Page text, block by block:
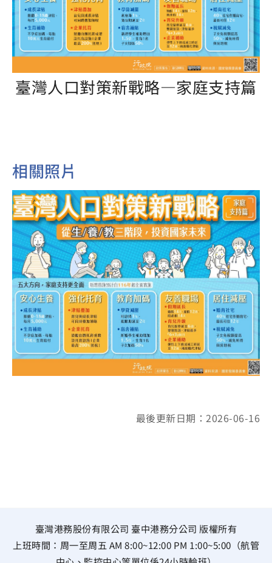
臺灣人口對策新戰略—家庭支持篇
相關照片
最後更新日期：2026-06-16
臺灣港務股份有限公司 臺中港務分公司 版權所有
上班時間：周一至周五 AM 8:00~12:00 PM 1:00~5:00（航管